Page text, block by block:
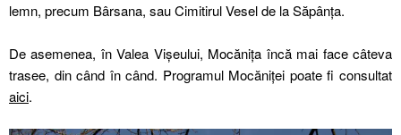
lemn, precum Bârsana, sau Cimitirul Vesel de la Săpânța.
De asemenea, în Valea Vișeului, Mocănița încă mai face câteva
trasee, din când în când. Programul Mocăniței poate fi consultat
aici.